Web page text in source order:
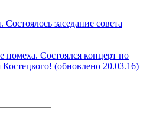
заседание совета
помеха. Состоялся концерт по
(обновлено 20.03.16)